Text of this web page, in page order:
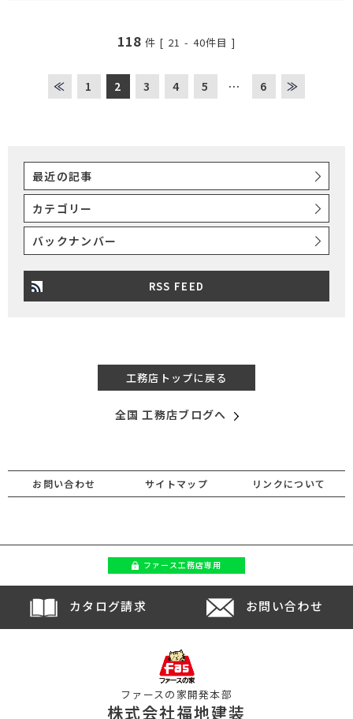
118 件 [ 21 - 40件目 ]
≪ 1 2 3 4 5 … 6 ≫
最近の記事
カテゴリー
バックナンバー
RSS FEED
工務店トップに戻る
全国 工務店ブログへ
お問い合わせ サイトマップ リンクについて
ファース工務店専用
カタログ請求 お問い合わせ
ファースの家開発本部
株式会社福地建装